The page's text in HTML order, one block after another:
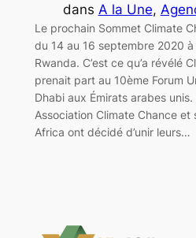
dans A la Une,
Le prochain Sommet Climate
du 14 au 16 septembre 2020
Rwanda. C’est ce qu’a révélé
prenait part au 10ème Forum
Dhabi aux Émirats arabes
Association Climate Chance et
Africa ont décidé d’unir leurs…